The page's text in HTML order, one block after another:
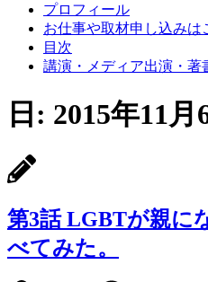
プロフィール
お仕事や取材申し込みは
目次
講演・メディア出演・
日: 2015年11月
第3話 LGBTが親に
べてみた。